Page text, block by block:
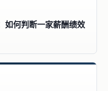
如何判断一家薪酬绩效